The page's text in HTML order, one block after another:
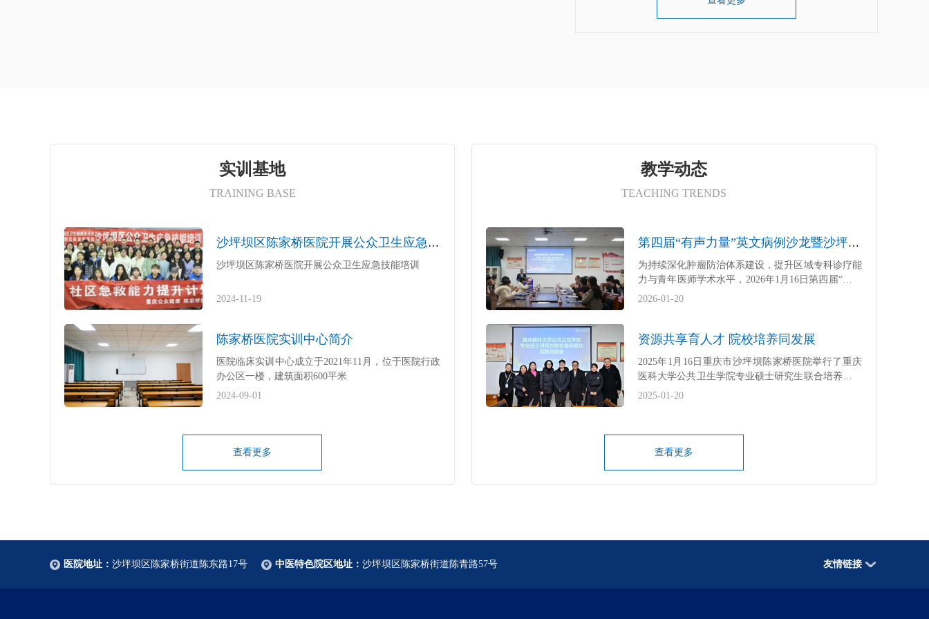
实训基地
TRAINING BASE
沙坪坝区陈家桥医院开展公众卫生应急技能培训
沙坪坝区陈家桥医院开展公众卫生应急技能培训
2024-11-19
陈家桥医院实训中心简介
医院临床实训中心成立于2021年11月，位于医院行政
办公区一楼，建筑面积600平米
2024-09-01
查看更多
教学动态
TEACHING TRENDS
第四届“有声力量”英文病例沙龙暨沙坪坝区陈家桥医院肿瘤专科能力建设专项工程学术活动（第十三期）顺利举行
为持续深化肿瘤防治体系建设，提升区域专科诊疗能
力与青年医师学术水平，2026年1月16日第四届“有声
力量”英文病例沙龙暨沙坪坝区陈家桥医院肿瘤专科
2026-01-20
资源共享育人才 院校培养同发展
2025年1月16日重庆市沙坪坝陈家桥医院举行了重庆
医科大学公共卫生学院专业硕士研究生联合培养基地
实践总结会，本次会议内容聚焦于在我院开展行业实
究生行业导师陈家桥医院党委书记陈世斌以及各个带
教科室负责人参加。​
2025-01-20
查看更多
医院地址： 沙坪坝区陈家桥街道陈东路17号 中医特色院区地址： 沙坪坝区陈家桥街道陈青路57号 友情链接